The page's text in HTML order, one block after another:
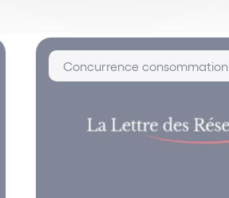
Concurrence consommation